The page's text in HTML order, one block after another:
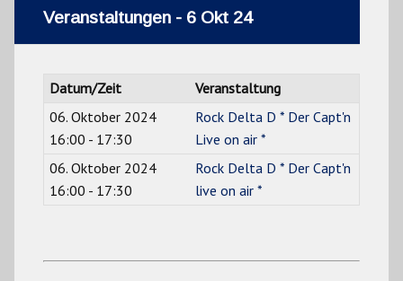
Veranstaltungen - 6 Okt 24
Datum/Zeit
Veranstaltung
06. Oktober 2024
16:00 - 17:30
Rock Delta D * Der Capt'n
Live on air *
06. Oktober 2024
16:00 - 17:30
Rock Delta D * Der Capt'n
live on air *